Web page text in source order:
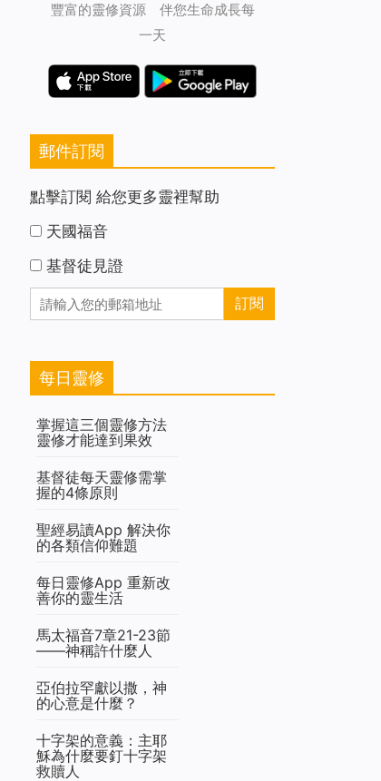
豐富的靈修資源 伴您生命成長每
一天
郵件訂閱
點擊訂閱 給您更多靈裡幫助
天國福音
基督徒見證
每日靈修
掌握這三個靈修方法
靈修才能達到果效
基督徒每天靈修需掌
握的4條原則
聖經易讀App 解決你
的各類信仰難題
每日靈修App 重新改
善你的靈生活
馬太福音7章21-23節
——神稱許什麼人
亞伯拉罕獻以撒，神
的心意是什麼？
十字架的意義：主耶
穌為什麼要釘十字架
救贖人